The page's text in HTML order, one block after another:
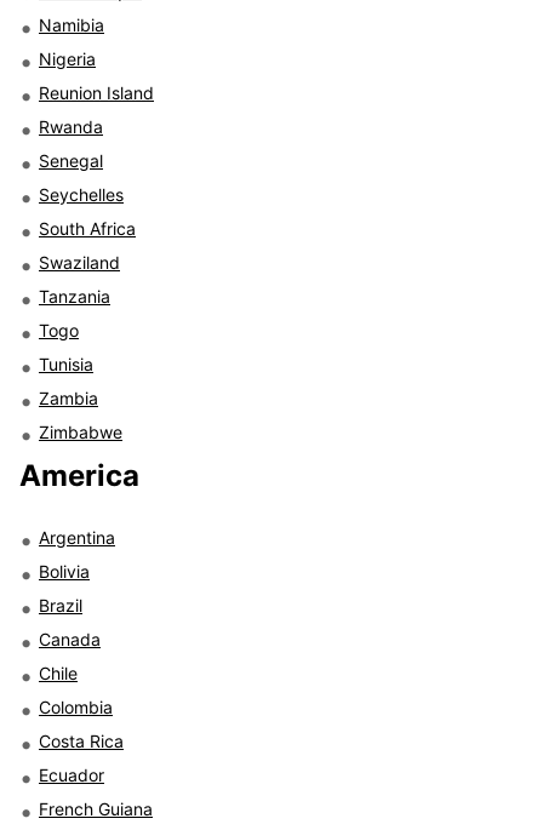
Namibia
Nigeria
Reunion Island
Rwanda
Senegal
Seychelles
South Africa
Swaziland
Tanzania
Togo
Tunisia
Zambia
Zimbabwe
America
Argentina
Bolivia
Brazil
Canada
Chile
Colombia
Costa Rica
Ecuador
French Guiana